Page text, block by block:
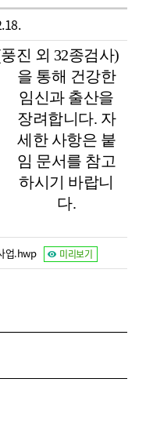
진 외 32종검사)
을 통해 건강한
임신과 출산을
장려합니다. 자
세한 사항은 붙
임 문서를 참고
하시기 바랍니
다.
업.hwp 미리보기